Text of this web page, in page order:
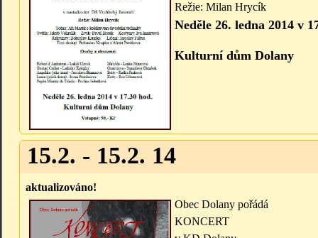
Režie: Milan Hrycík
Neděle 26. ledna 2014 v
Kulturní dům Dolany
15.2. - 15.2. 14
aktualizováno!
Obec Dolany pořádá
KONCERT